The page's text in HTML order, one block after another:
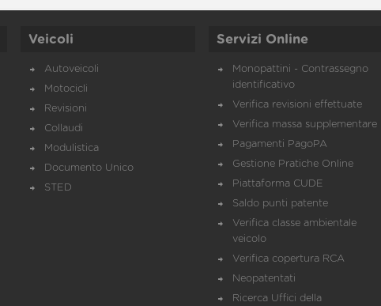
Veicoli
Autoveicoli
Motocicli
Revisioni
Collaudi
Modulistica
Documento Unico
STED
Servizi Online
Monopattini - Contrassegno
identificativo
Verifica revisioni effettuate
Verifica massa supplementare
Pagamenti PagoPA
Gestione Pratiche Online
Piattaforma CUDE
Saldo punti patente
Verifica classe ambientale
veicolo
Verifica copertura RCA
Neopatentati
Ricerca Uffici della